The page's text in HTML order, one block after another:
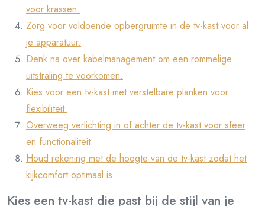
voor krassen.
Zorg voor voldoende opbergruimte in de tv-kast voor al
je apparatuur.
Denk na over kabelmanagement om een rommelige
uitstraling te voorkomen.
Kies voor een tv-kast met verstelbare planken voor
flexibiliteit.
Overweeg verlichting in of achter de tv-kast voor sfeer
en functionaliteit.
Houd rekening met de hoogte van de tv-kast zodat het
kijkcomfort optimaal is.
Kies een tv-kast die past bij de stijl van je